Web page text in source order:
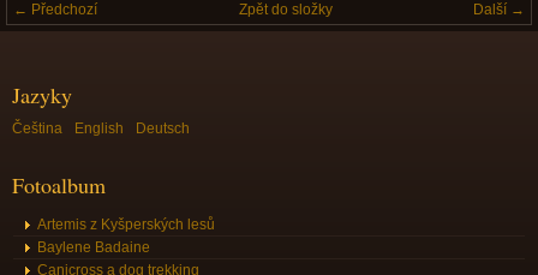
← Předchozí Další →
Zpět do složky
Jazyky
Čeština English Deutsch
Fotoalbum
Artemis z Kyšperských lesů
Baylene Badaine
Canicross a dog trekking